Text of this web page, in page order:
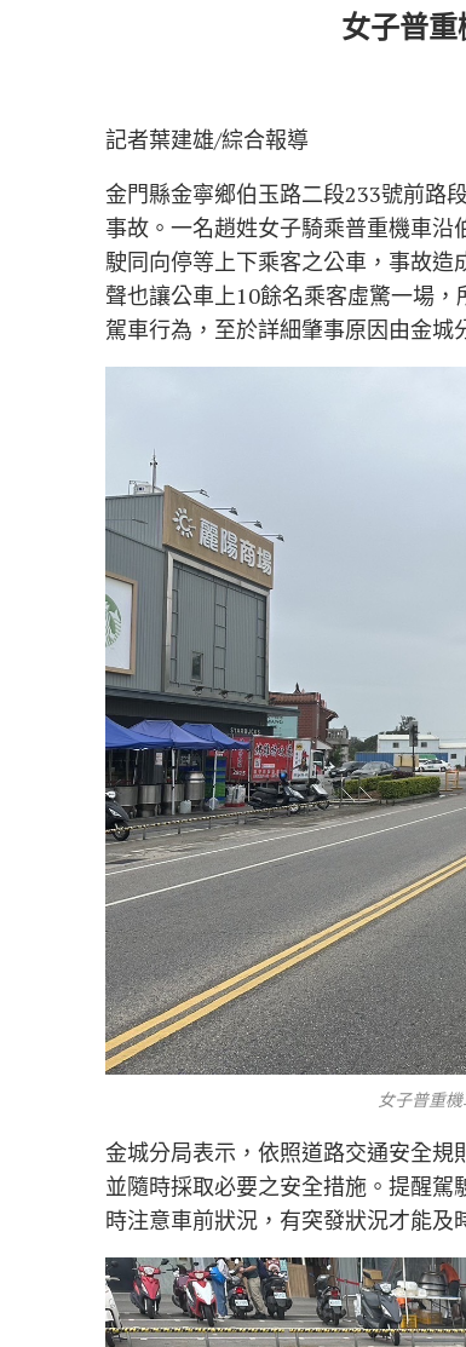
女子普
記者葉建雄/綜合報導
金門縣金寧鄉伯玉路二段233號前路
事故。一名趙姓女子騎乘普重機車
駛同向停等上下乘客之公車，事故
聲也讓公車上10餘名乘客虛驚一場
駕車行為，至於詳細肇事原因由金城
女子普重
金城分局表示，依照道路交通安全規
並隨時採取必要之安全措施。提醒
時注意車前狀況，有突發狀況才能及